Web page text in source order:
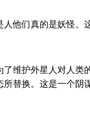
他们真的是妖怪。
维护外星人对人
替换。这是一个